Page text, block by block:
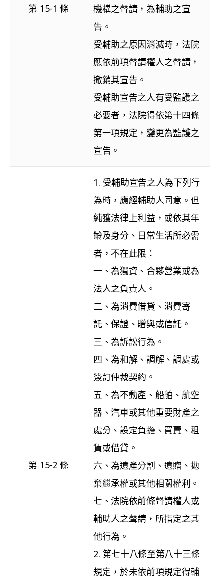
第 15-1 條
機構之聲請，為輔助之宣
告。
受輔助之原因消滅時，法院
應依前項聲請權人之聲請，
撤銷其宣告。
受輔助宣告之人有受監護之
必要者，法院得依第十四條
第一項規定，變更為監護之
宣告。
第 15-2 條
1. 受輔助宣告之人為下列行
為時，應經輔助人同意。但
純獲法律上利益，或依其年
齡及身分、日常生活所必需
者，不在此限：
一、為獨資、合夥營業或為
法人之負責人。
二、為消費借貸、消費寄
託、保證、贈與或信託。
三、為訴訟行為。
四、為和解、調解、調處或
簽訂仲裁契約。
五、為不動產、船舶、航空
器、汽車或其他重要財產之
處分、設定負擔、買賣、租
賃或借貸。
六、為遺產分割 、遺贈、拋
棄繼承權或其他相關權利。
七、法院依前條聲請權人或
輔助人之聲請，所指定之其
他行為。
2. 第七十八條至第八十三條
規定，於未依前項規定得輔